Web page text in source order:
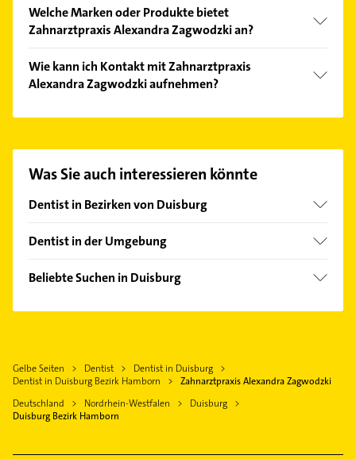
Prophylaxe, Implantologie, Parodontologie,
Bleaching und Zahnarzt.
Welche Marken oder Produkte bietet
Zahnarztpraxis Alexandra Zagwodzki an?
(Zahnschmuck) und Kinderzahnheilkunde.
Wie kann ich Kontakt mit Zahnarztpraxis
Alexandra Zagwodzki aufnehmen?
Hier finden Sie alleKontaktdaten
Was Sie auch interessieren könnte
Dentist in Bezirken von Duisburg
Bezirk Duisburg-Mitte
Bezirk Homberg
Dentist in der Umgebung
Oberhausen Rheinland
Mülheim an der Ruhr
Rheinberg
Voerde (Niederrhein)
Kamp-Lintfort
Beliebte Suchen in Duisburg
Lackiererei
Rechtsanwalt
Gelbe Seiten Dentist
Dentist in Duisburg
Dentist in Duisburg Bezirk Hamborn
Zahnarztpraxis Alexandra Zagwodzki
Deutschland
Nordrhein-Westfalen
Duisburg
Duisburg Bezirk Hamborn